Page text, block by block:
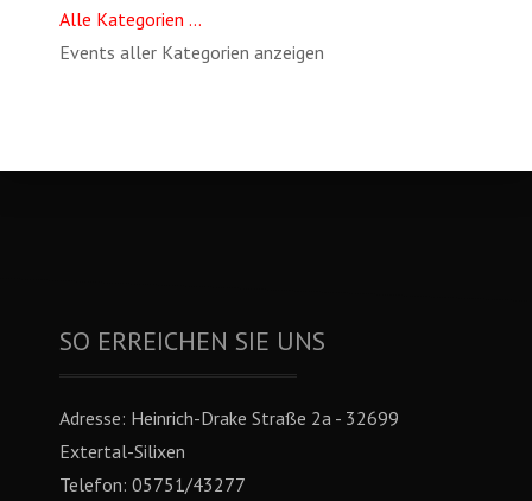
Alle Kategorien ...
Events aller Kategorien anzeigen
SO ERREICHEN SIE UNS
Adresse: Heinrich-Drake Straße 2a - 32699
Extertal-Silixen
Telefon: 05751/43277